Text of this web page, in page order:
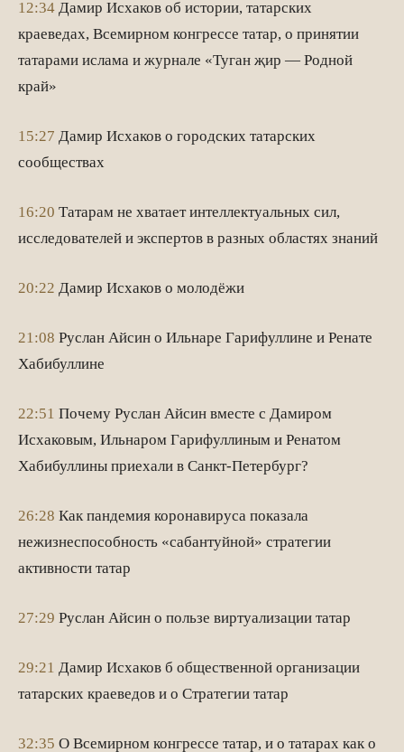
12:34 Дамир Исхаков об истории, татарских
краеведах, Всемирном конгрессе татар, о принятии
татарами ислама и журнале «Туган җир — Родной
край»
15:27 Дамир Исхаков о городских татарских
сообществах
16:20 Татарам не хватает интеллектуальных сил,
исследователей и экспертов в разных областях знаний
20:22 Дамир Исхаков о молодёжи
21:08 Руслан Айсин о Ильнаре Гарифуллине и Ренате
Хабибуллине
22:51 Почему Руслан Айсин вместе с Дамиром
Исхаковым, Ильнаром Гарифуллиным и Ренатом
Хабибуллины приехали в Санкт-Петербург?
26:28 Как пандемия коронавируса показала
нежизнеспособность «сабантуйной» стратегии
активности татар
27:29 Руслан Айсин о пользе виртуализации татар
29:21 Дамир Исхаков б общественной организации
татарских краеведов и о Стратегии татар
32:35 О Всемирном конгрессе татар, и о татарах как о